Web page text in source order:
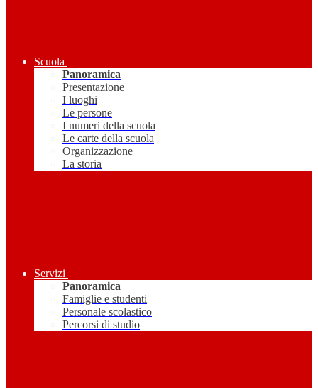
Scuola
Panoramica
Presentazione
I luoghi
Le persone
I numeri della scuola
Le carte della scuola
Organizzazione
La storia
Servizi
Panoramica
Famiglie e studenti
Personale scolastico
Percorsi di studio